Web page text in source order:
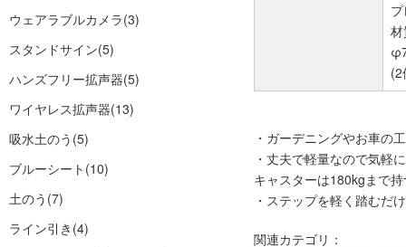
ウェアラブルカメラ(3)
スタンドサイン(5)
ハンズフリー拡声器(5)
ワイヤレス拡声器(13)
吸水土のう (5)
ブルーシート (10)
土のう (7)
ライン引き (4)
(2
・ガーデニングやお車の
・丈夫で軽量なので気軽
キャスターは180kgまで
・ステップを軽く踏むだ
関連カテゴリ：